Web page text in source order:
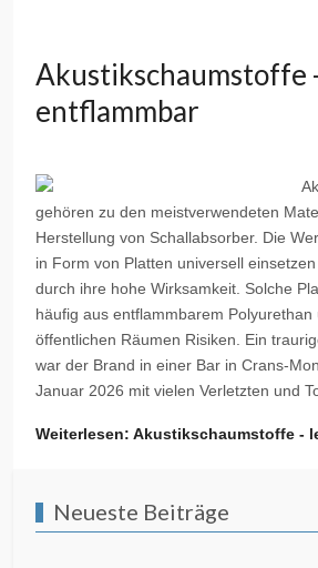
Akustikschaumstoffe
entflammbar
gehören zu den meistverwendeten
Herstellung von Schallabsorber. Die
in Form von Platten universell
durch ihre hohe Wirksamkeit. Solche
häufig aus entflammbarem
öffentlichen Räumen Risiken. Ein
war der Brand in einer Bar in Crans-
Januar 2026 mit vielen Verletzten und
Weiterlesen: Akustikschaumstoffe -
Neueste Beiträge